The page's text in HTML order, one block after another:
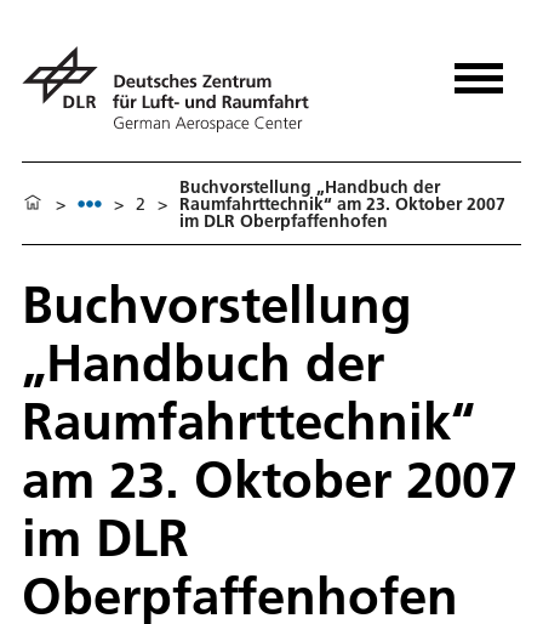
> > 2 >
Buchvorstellung „Handbuch der
Raumfahrttechnik“ am 23. Oktober 2007
im DLR Oberpfaffenhofen
Buchvorstellung
„Handbuch der
Raumfahrttechnik“
am 23. Oktober 2007
im DLR
Oberpfaffenhofen